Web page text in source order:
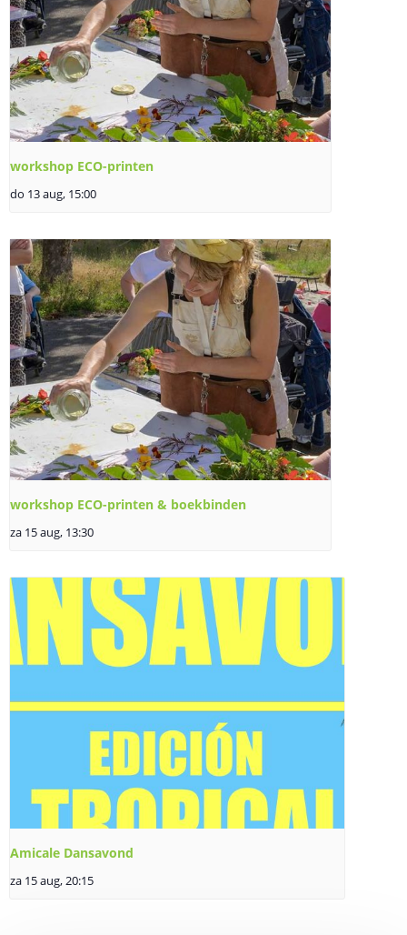
workshop ECO-printen
do 13 aug, 15:00
workshop ECO-printen & boekbinden
za 15 aug, 13:30
Amicale Dansavond
za 15 aug, 20:15